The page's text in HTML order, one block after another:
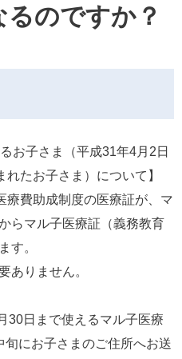
のですか？
お子さま（平成31年4月2日
たお子さま）について】
療費助成制度の医療証が、マ
らマル子医療証（義務教育
す。
ありません。
30日まで使えるマル子医療
にお子さまのご住所へお送